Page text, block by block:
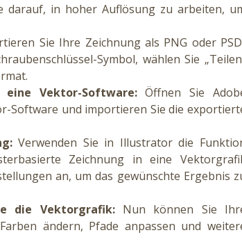
darauf, in hoher Auflösung zu arbeiten,
Sie Ihre Zeichnung als PNG oder
Symbol, wählen Sie
Vektor-Software:Öffnen Sie
Software und importieren Sie die
Verwenden Sie in Illustrator die
Zeichnung in eine
an, um das gewünschte Ergebnis
die Vektorgrafik:Nun können Sie
ändern, Pfade anpassen und